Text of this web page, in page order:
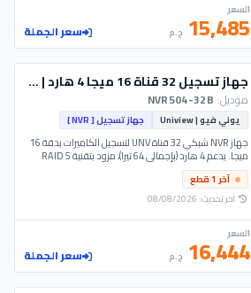
السعر
15,485 ج.م سعر الجملة
جهاز تسجيل 32 قناة 16 ميجا 4 هارد | NVR504-32B - UNV
موديل:
يوني فيو | Uniview جهاز تسجيل [ NVR ]
جهاز NVR شبكي 32 قناة UNV لتسجيل الكاميرات بدقة 16
ميجا. يدعم 4 هارد (بإجمالي 64 تيرا)، مزود بتقنية RAID 5
وذكاء اصطناعي شامل. موديل NVR504-32B - UNV.
آخر 1 قطع
آخر تحديث: 08/08/2026
السعر
16,444 ج.م سعر الجملة